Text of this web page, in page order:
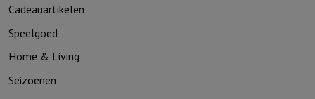
Cadeauartikelen
Speelgoed
Home & Living
Seizoenen